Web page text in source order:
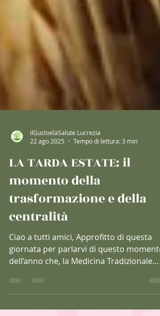
22 ago 2025
Tempo di lettura: 3 min
LA TARDA ESTATE: il
momento della
trasformazione e della
centralità
Ciao a tutti amici, Approfitto di questa
Cinese...